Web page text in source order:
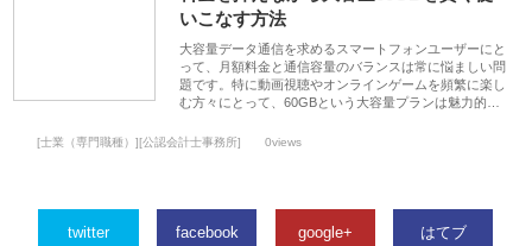
いこなす方法
大容量データ通信を求めるスマートフォンユーザーにと
って、月額料金と通信容量のバランスは常に悩ましい問
題です。特に動画視聴やオンラインゲームを頻繁に楽し
む方々にとって、60GBという大容量プランは魅力的…
[士業（専門職種）][公認会計士事務所] 0views
twitter facebook google+ はてブ